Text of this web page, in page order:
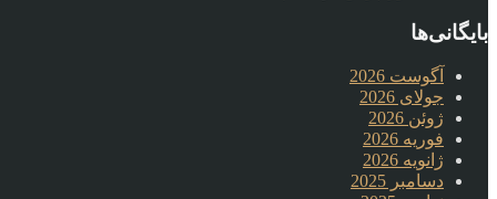
بایگانی‌ها
آگوست 2026
جولای 2026
ژوئن 2026
فوریه 2026
ژانویه 2026
دسامبر 2025